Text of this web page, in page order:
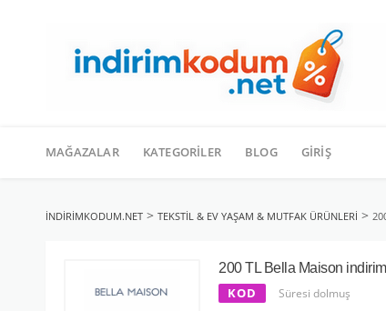
geç
MAĞAZALAR KATEGORILER BLOG GIRIŞ
INDIRIMKODUM.NET > TEKSTIL & EV YAŞAM & MUTFAK ÜRÜNLERI >
200 TL Bella Maison
KOD Süresi dolmuş